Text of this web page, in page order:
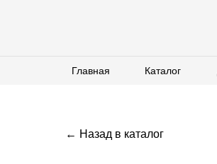
Каталог
Главная Каталог
Главная
← Назад в каталог